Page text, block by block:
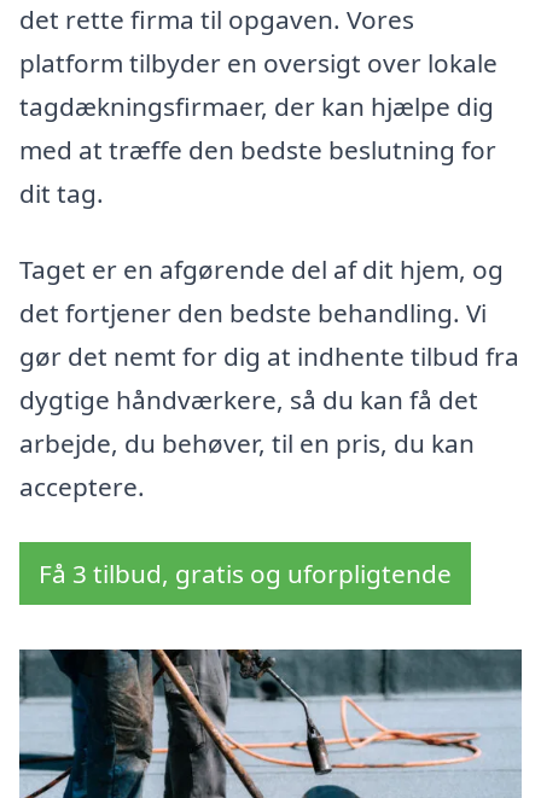
det rette firma til opgaven. Vores
platform tilbyder en oversigt over lokale
tagdækningsfirmaer, der kan hjælpe dig
med at træffe den bedste beslutning for
dit tag.
Taget er en afgørende del af dit hjem, og
det fortjener den bedste behandling. Vi
gør det nemt for dig at indhente tilbud fra
dygtige håndværkere, så du kan få det
arbejde, du behøver, til en pris, du kan
acceptere.
Få 3 tilbud, gratis og uforpligtende